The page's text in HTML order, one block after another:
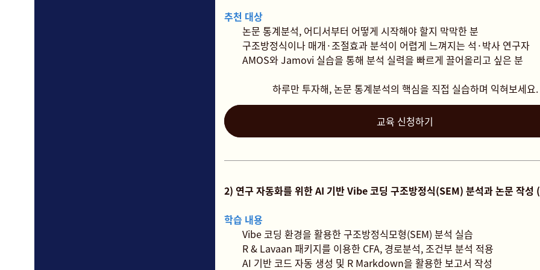
추천 대상
논문 통계분석, 어디서부터 어떻게 시작해야 할지 막막한 분
구조방정식이나 매개·조절효과 분석이 어렵게 느껴지는 석·박사 연구자
AMOS와 Jamovi 실습을 통해 분석 실력을 빠르게 끌어올리고 싶은 분
하루만 투자해, 논문 통계분석의 핵심을 직접 실습하며 익혀보세요.
교육 신청하기
2) 연구 자동화를 위한 AI 기반 Vibe 코딩 구조방정식(SEM) 분석과 논문 작성
학습 내용
Vibe 코딩 환경을 활용한 구조방정식모형(SEM) 분석 실습
R & Lavaan 패키지를 이용한 CFA, 경로분석, 조건부 분석 적용
AI 기반 코드 자동 생성 및 R Markdown을 활용한 보고서 작성